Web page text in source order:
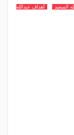
السعيد
أهداف عبدالله